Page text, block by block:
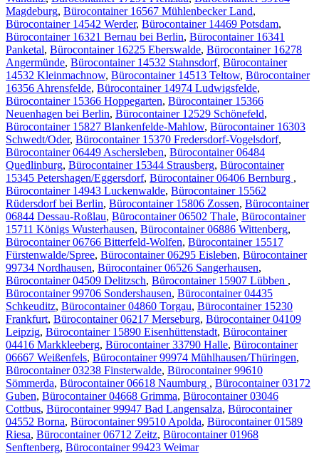
Magdeburg, Bürocontainer 16567 Mühlenbecker Land,
Bürocontainer 14542 Werder, Bürocontainer 14469 Potsdam,
Bürocontainer 16321 Bernau bei Berlin, Bürocontainer 16341
Panketal, Bürocontainer 16225 Eberswalde, Bürocontainer 16278
Angermünde, Bürocontainer 14532 Stahnsdorf, Bürocontainer
14532 Kleinmachnow, Bürocontainer 14513 Teltow, Bürocontainer
16356 Ahrensfelde, Bürocontainer 14974 Ludwigsfelde,
Bürocontainer 15366 Hoppegarten, Bürocontainer 15366
Neuenhagen bei Berlin, Bürocontainer 12529 Schönefeld,
Bürocontainer 15827 Blankenfelde-Mahlow, Bürocontainer 16303
Schwedt/Oder, Bürocontainer 15370 Fredersdorf-Vogelsdorf,
Bürocontainer 06449 Aschersleben, Bürocontainer 06484
Quedlinburg, Bürocontainer 15344 Strausberg, Bürocontainer
15345 Petershagen/Eggersdorf, Bürocontainer 06406 Bernburg ,
Bürocontainer 14943 Luckenwalde, Bürocontainer 15562
Rüdersdorf bei Berlin, Bürocontainer 15806 Zossen, Bürocontainer
06844 Dessau-Roßlau, Bürocontainer 06502 Thale, Bürocontainer
15711 Königs Wusterhausen, Bürocontainer 06886 Wittenberg,
Bürocontainer 06766 Bitterfeld-Wolfen, Bürocontainer 15517
Fürstenwalde/Spree, Bürocontainer 06295 Eisleben, Bürocontainer
99734 Nordhausen, Bürocontainer 06526 Sangerhausen,
Bürocontainer 04509 Delitzsch, Bürocontainer 15907 Lübben ,
Bürocontainer 99706 Sondershausen, Bürocontainer 04435
Schkeuditz, Bürocontainer 04860 Torgau, Bürocontainer 15230
Frankfurt, Bürocontainer 06217 Merseburg, Bürocontainer 04109
Leipzig, Bürocontainer 15890 Eisenhüttenstadt, Bürocontainer
04416 Markkleeberg, Bürocontainer 33790 Halle, Bürocontainer
06667 Weißenfels, Bürocontainer 99974 Mühlhausen/Thüringen,
Bürocontainer 03238 Finsterwalde, Bürocontainer 99610
Sömmerda, Bürocontainer 06618 Naumburg , Bürocontainer 03172
Guben, Bürocontainer 04668 Grimma, Bürocontainer 03046
Cottbus, Bürocontainer 99947 Bad Langensalza, Bürocontainer
04552 Borna, Bürocontainer 99510 Apolda, Bürocontainer 01589
Riesa, Bürocontainer 06712 Zeitz, Bürocontainer 01968
Senftenberg, Bürocontainer 99423 Weimar